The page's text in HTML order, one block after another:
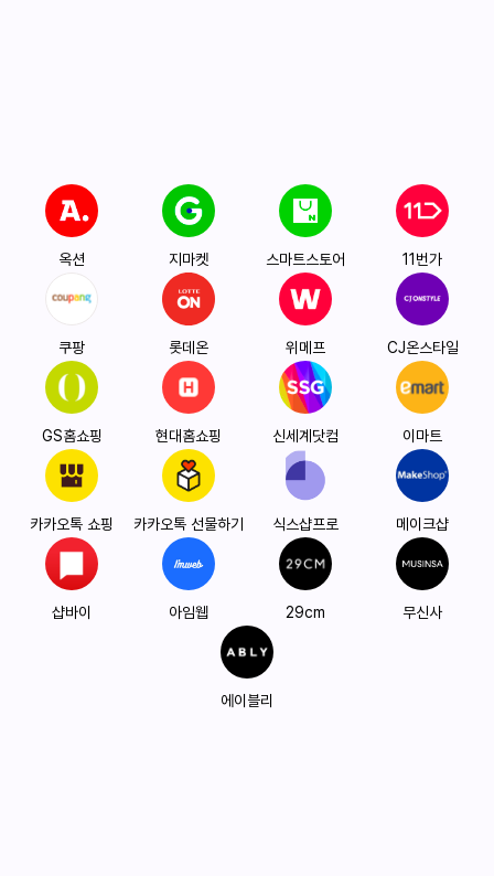
옥션 지마켓 스마트스토어 11번가
쿠팡 롯데온 위메프 CJ온스타일
GS홈쇼핑 현대홈쇼핑 신세계닷컴 이마트
카카오톡 쇼핑 카카오톡 선물하기 식스샵프로 메이크샵
샵바이 아임웹 29cm 무신사
에이블리